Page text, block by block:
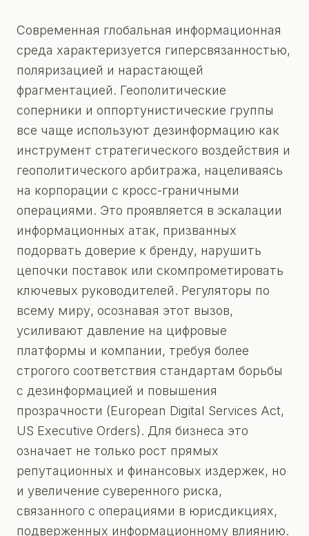
Современная глобальная информационная
среда характеризуется гиперсвязанностью,
поляризацией и нарастающей
фрагментацией. Геополитические
соперники и оппортунистические группы
все чаще используют дезинформацию как
инструмент стратегического воздействия и
геополитического арбитража, нацеливаясь
на корпорации с кросс-граничными
операциями. Это проявляется в эскалации
информационных атак, призванных
подорвать доверие к бренду, нарушить
цепочки поставок или скомпрометировать
ключевых руководителей. Регуляторы по
всему миру, осознавая этот вызов,
усиливают давление на цифровые
платформы и компании, требуя более
строгого соответствия стандартам борьбы
с дезинформацией и повышения
прозрачности (European Digital Services Act,
US Executive Orders). Для бизнеса это
означает не только рост прямых
репутационных и финансовых издержек, но
и увеличение суверенного риска,
связанного с операциями в юрисдикциях,
подверженных информационному влиянию.